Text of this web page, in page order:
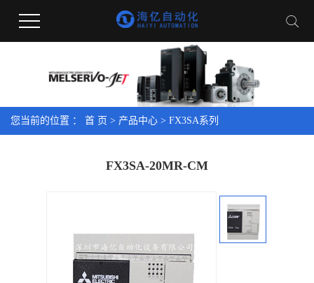
您当前的位置 ： 首 页 > 产品中心 > FX3SA系列
FX3SA-20MR-CM